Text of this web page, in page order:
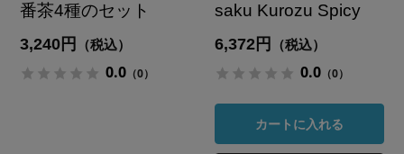
番茶4種のセット
3,240円 （税込）
0.0 （0）
saku Kurozu Spicy
6,372円 （税込）
0.0 （0）
カートに入れる